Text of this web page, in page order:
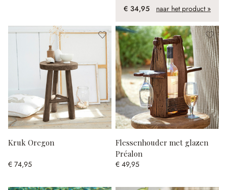
€ 34,95 naar het product »
Kruk Oregon
€ 74,95
Flessenhouder met glazen
Préalon
€ 49,95